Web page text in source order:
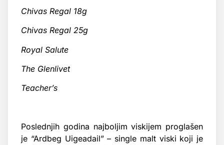
Chivas Regal 18g
Chivas Regal 25g
Royal Salute
The Glenlivet
Teacher’s
Poslednjih godina najboljim viskijem proglašen
je “Ardbeg Uigeadail” – single malt viski koji je